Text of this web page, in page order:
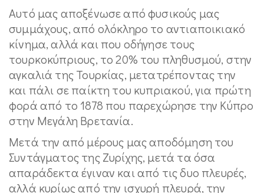
Αυτό μας αποξένωσε από φυσικούς μας
συμμάχους, από ολόκληρο το αντιαποικιακό
κίνημα, αλλά και που οδήγησε τους
τουρκοκύπριους, το 20% του πληθυσμού, στην
αγκαλιά της Τουρκίας, μετατρέποντας την
και πάλι σε παίκτη του κυπριακού, για πρώτη
φορά από το 1878 που παρεχώρησε την Κύπρο
στην Μεγάλη Βρετανία.
Μετά την από μέρους μας αποδόμηση του
Συντάγματος της Ζυρίχης, μετά τα όσα
απαράδεκτα έγιναν και από τις δυο πλευρές,
αλλά κυρίως από την ισχυρή πλευρά, την